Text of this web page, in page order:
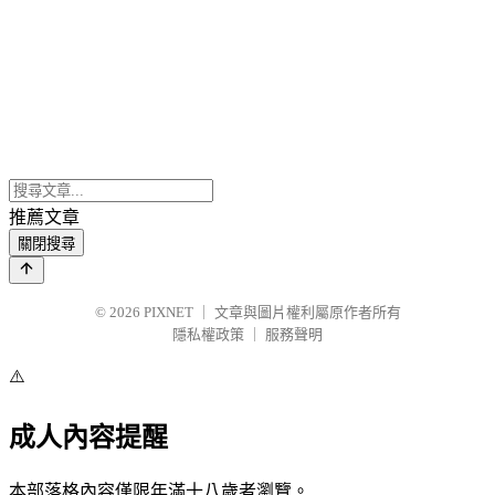
推薦文章
關閉搜尋
© 2026 PIXNET
文章與圖片權利屬原作者所有
隱私權政策
服務聲明
⚠️
成人內容提醒
本部落格內容僅限年滿十八歲者瀏覽。